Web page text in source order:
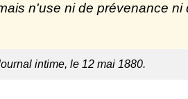
n'use ni de prévenance ni
intime, le 12 mai 1880.